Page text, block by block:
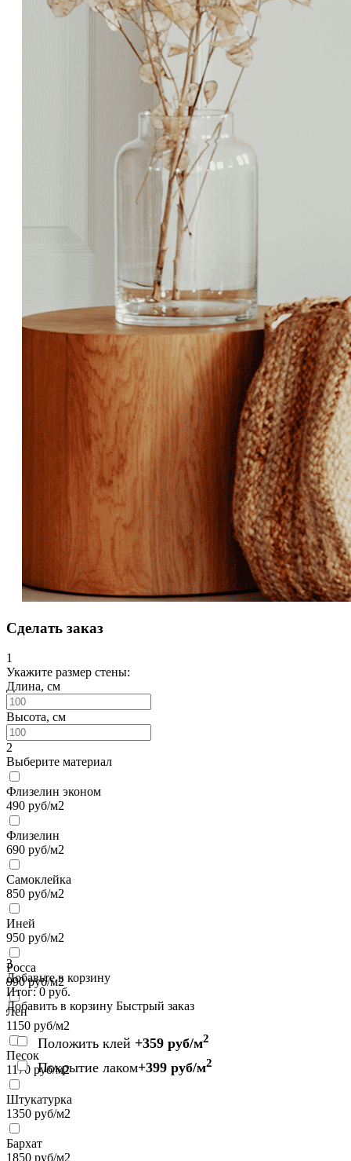
Сделать заказ
1
Укажите размер стены:
Длина, см
Высота, см
2
Выберите материал
Флизелин эконом
490 руб/м2
Флизелин
690 руб/м2
Самоклейка
850 руб/м2
Иней
950 руб/м2
Росса
990руб/м2
Лен
1150 руб/м2
Песок
1170 руб/м2
Штукатурка
1350 руб/м2
Бархат
1850 руб/м2
3
Добавьте в корзину
Итог:0 руб.
Добавить в корзину Быстрый заказ
Положить клей +359 руб/м2
Покрытие лаком+399 руб/м2